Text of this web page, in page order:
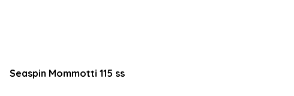
Seaspin Mommotti 115 ss